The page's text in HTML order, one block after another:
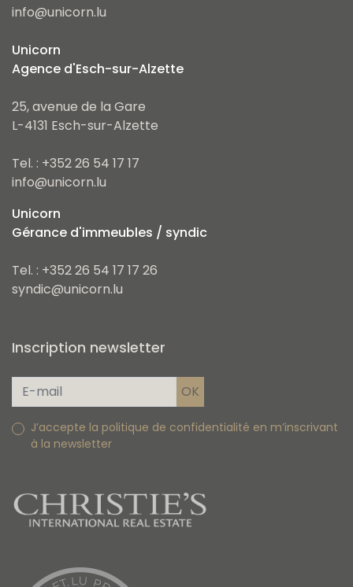
info@unicorn.lu
Unicorn
Agence d'Esch-sur-Alzette
25, avenue de la Gare
L-4131 Esch-sur-Alzette
Tel. : +352 26 54 17 17
info@unicorn.lu
Unicorn
Gérance d'immeubles / syndic
Tel. : +352 26 54 17 17 26
syndic@unicorn.lu
Inscription newsletter
J’accepte la politique de confidentialité en m’inscrivant
à la newsletter